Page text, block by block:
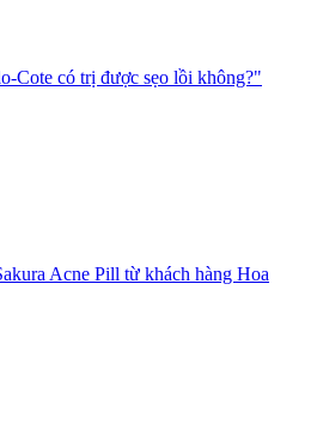
Cote có trị được sẹo lồi không?"
Acne Pill từ khách hàng Hoa